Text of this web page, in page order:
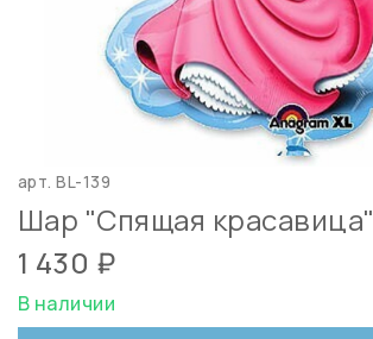
арт.BL-139
Шар "Спящая красавица"
1 430 ₽
В наличии